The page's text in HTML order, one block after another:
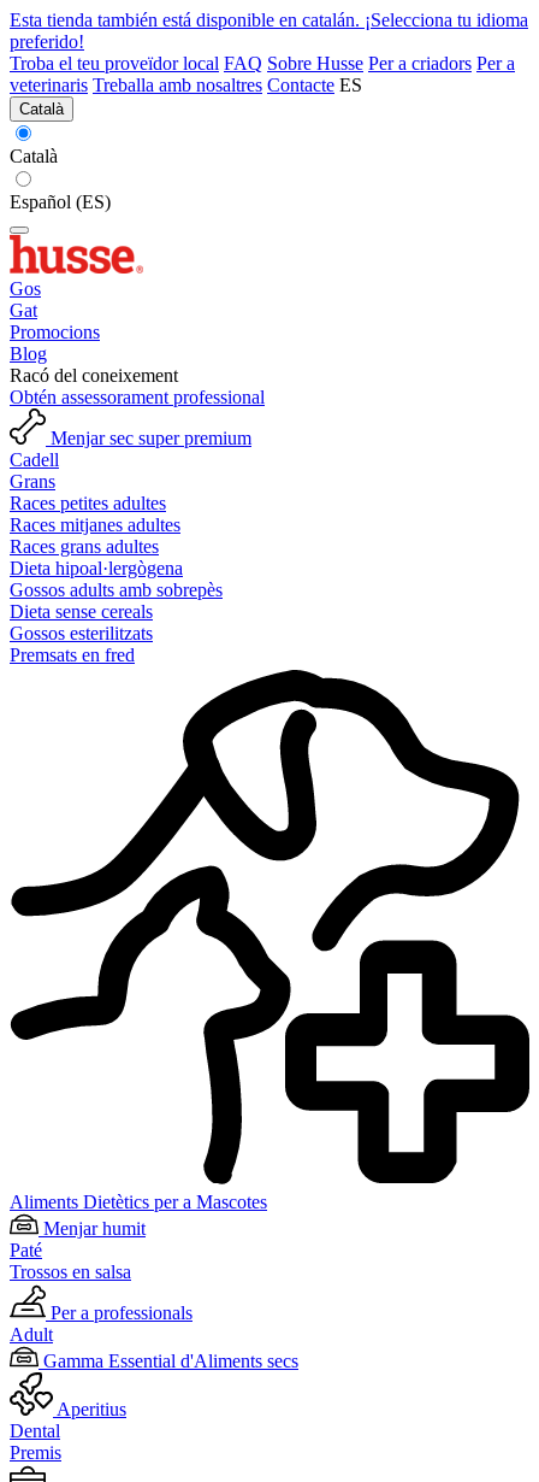
Esta tienda también está disponible en catalán. ¡Selecciona tu idioma
preferido!
Troba el teu proveïdor local FAQ Sobre Husse Per a criadors Per a
veterinaris Treballa amb nosaltres Contacte ES
Català
Català
Español (ES)
Gos
Gat
Promocions
Blog
Racó del coneixement
Obtén assessorament professional
Menjar sec super premium
Cadell
Grans
Races petites adultes
Races mitjanes adultes
Races grans adultes
Dieta hipoal·lergògena
Gossos adults amb sobrepès
Dieta sense cereals
Gossos esterilitzats
Premsats en fred
Aliments Dietètics per a Mascotes
Menjar humit
Paté
Trossos en salsa
Per a professionals
Adult
Gamma Essential d'Aliments secs
Aperitius
Dental
Premis